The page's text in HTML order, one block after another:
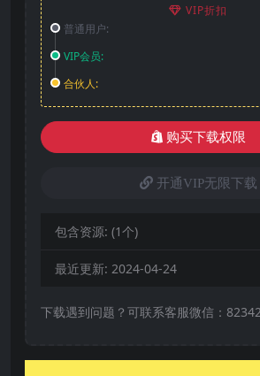
VIP折扣
普通用户:
VIP会员:
合伙人:
购买下载权限
开通VIP无限下载
包含资源: (1个)
最近更新: 2024-04-24
下载遇到问题？可联系客服微信：